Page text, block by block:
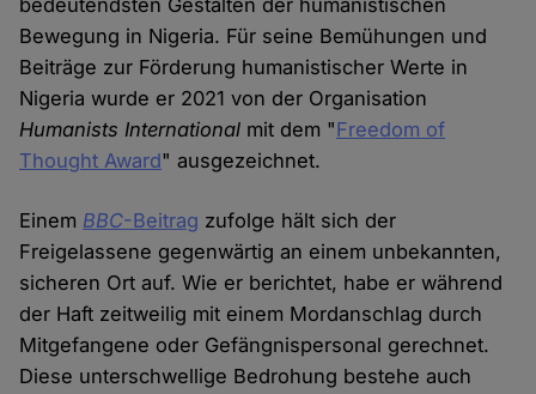
bedeutendsten Gestalten der humanistischen
Bewegung in Nigeria. Für seine Bemühungen und
Beiträge zur Förderung humanistischer Werte in
Nigeria wurde er 2021 von der Organisation
Humanists International mit dem "Freedom of
Thought Award" ausgezeichnet.
Einem BBC-Beitrag zufolge hält sich der
Freigelassene gegenwärtig an einem unbekannten,
sicheren Ort auf. Wie er berichtet, habe er während
der Haft zeitweilig mit einem Mordanschlag durch
Mitgefangene oder Gefängnispersonal gerechnet.
Diese unterschwellige Bedrohung bestehe auch